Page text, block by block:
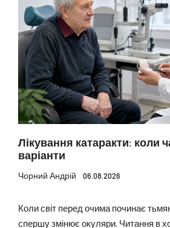
Лікування катаракти: коли
варіанти
Чорний Андрій 06.08.2026
Коли світ перед очима починає
спершу змінює окуляри. Читання в